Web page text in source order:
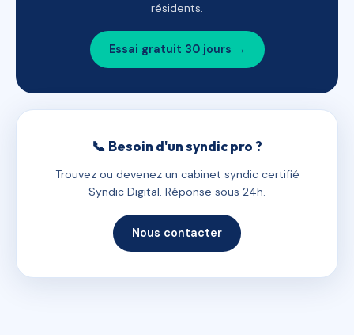
résidents.
Essai gratuit 30 jours →
📞 Besoin d'un syndic pro ?
Trouvez ou devenez un cabinet syndic certifié
Syndic Digital. Réponse sous 24h.
Nous contacter